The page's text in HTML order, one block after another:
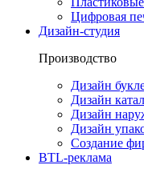
Цифровая
Дизайн-студия
Производство
Дизайн
Дизайн
Дизайн
Дизайн
Создание
BTL-реклама